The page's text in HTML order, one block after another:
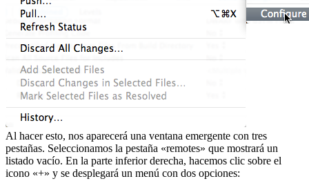
Al hacer esto, nos aparecerá una ventana emergente con tres
pestañas. Seleccionamos la pestaña «remotes» que mostrará un
listado vacío. En la parte inferior derecha, hacemos clic sobre el
icono «+» y se desplegará un menú con dos opciones: